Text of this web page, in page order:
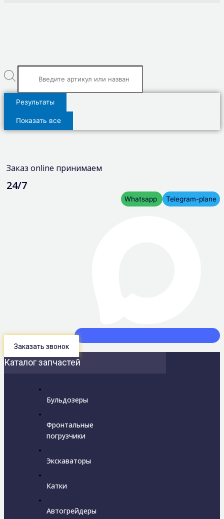
Результаты
Показать все
Заказ online принимаем
24/7
Whatsapp Telegram-plane
Заказать звонок
Каталог запчастей
Бульдозеры
Фронтальные
погрузчики
Экскаваторы
Катки
Автогрейдеры